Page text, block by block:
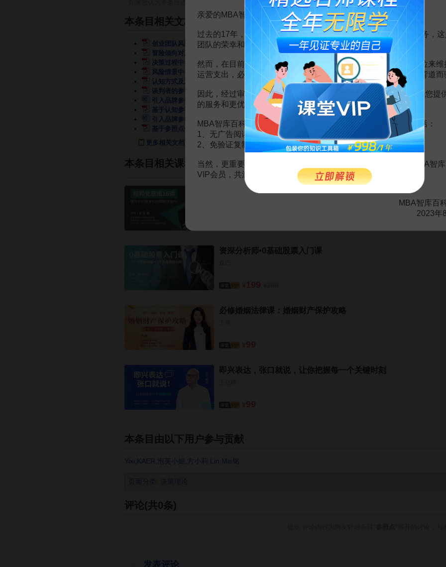
如果您认为本条目还有待完善，需要补充新内容或修改错误内容，请编辑条目或 投诉举报。
本条目相关文档
创业团队风险决策的参照点机制
7页
冒险倾向对决策参照点偏移的影响
45页
决策过程中参照点效应研究述评 5页
风险情景中参照点与管理者认知特征 11页
认知方式及决策参照点对管理者决策的影响研究
64页
谈判者的参照点和换位思考对谈判过程和谈判结果的影响
14页
引入品牌参照点对吸引效应及折衷效应影响研究
13页
基于认知参照点的中国上市公司盈余管理研究
引入品牌参照点对吸引效应及折衷效应影晌研究
基于参照点依赖的新生代农民工民工荒成因分析
更多相关文档
本条目相关课程
16堂课培养结构化思维：提升你的思考和问题解决能力
资深分析师•0基础股票入门课
必修婚姻法律课：婚姻财产保护攻略
即兴表达，张口就说，让你把握每一个关键时刻
本条目由以下用户参与贡献
Yixi KAER 泡芙小姐 方小莉 Lin Mis铭
页面分类 决策理论
评论(共0条)
发表评论
亲爱的MBA智库百科用户：
过去的17年，百科频道一直以免费公益的形式为大家提供知识服务，这
团队的荣幸和骄傲。
然而，在目前越来越严峻的经营挑战下，单纯依靠不断增加广告位来维
运营支出，必然会越来越影响您的使用体验，这也与我们的初衷背道而
因此，经过审慎地考虑，我们决定推出VIP会员收费制度，以便为您提
的服务和更优质的内容。
MBA智库百科VIP会员（9.9元 / 年， 点击开通），您的权益将包括：
1、无广告阅读；
2、免验证复制。
当然，更重要的是长期以来您对百科频道的支持。诚邀您加入MBA智
VIP会员，共渡难关，共同见证彼此的成长和进步！
MBA智库百
2023年